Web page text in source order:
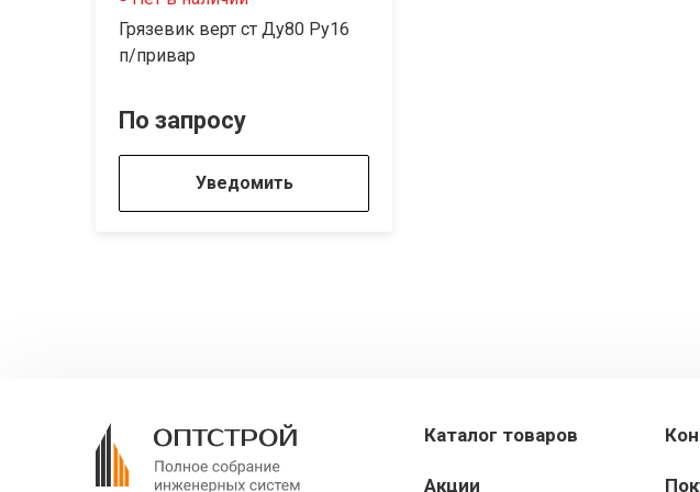
Грязевик верт ст Ду80 Ру16
п/привар
По запросу
Уведомить
Каталог товаров
Акции